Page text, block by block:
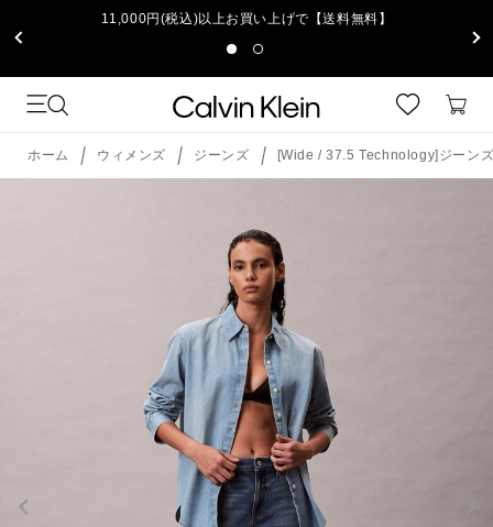
11,000円(税込)以上お買い上げで【送料無料】
ホーム ウィメンズ ジーンズ [Wide / 37.5 Technology]ジーン